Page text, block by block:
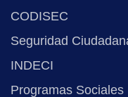
CODISEC
Seguridad
INDECI
Programas Sociales